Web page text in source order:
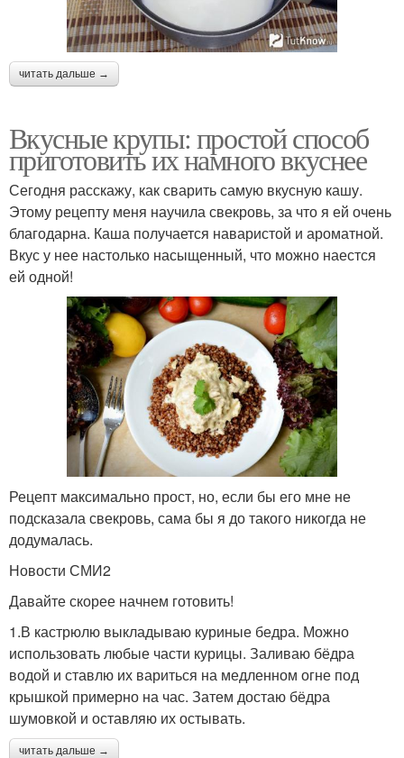
читать дальше →
Вкусные крупы: простой способ
приготовить их намного вкуснее
Сегодня расскажу, как сварить самую вкусную кашу.
Этому рецепту меня научила свекровь, за что я ей очень
благодарна. Каша получается наваристой и ароматной.
Вкус у нее настолько насыщенный, что можно наестся
ей одной!
Рецепт максимально прост, но, если бы его мне не
подсказала свекровь, сама бы я до такого никогда не
додумалась.
Новости СМИ2
Давайте скорее начнем готовить!
1.В кастрюлю выкладываю куриные бедра. Можно
использовать любые части курицы. Заливаю бёдра
водой и ставлю их вариться на медленном огне под
крышкой примерно на час. Затем достаю бёдра
шумовкой и оставляю их остывать.
читать дальше →